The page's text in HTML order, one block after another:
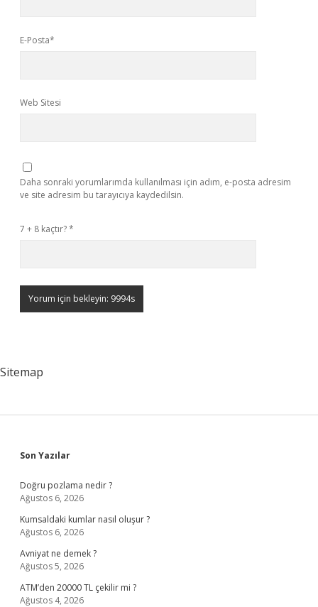
E-Posta*
Web Sitesi
Daha sonraki yorumlarımda kullanılması için adım, e-posta adresim
ve site adresim bu tarayıcıya kaydedilsin.
7 + 8 kaçtır?*
Sitemap
Sidebar
Son Yazılar
Doğru pozlama nedir ?
Ağustos 6, 2026
Kumsaldaki kumlar nasıl oluşur ?
Ağustos 6, 2026
Avniyat ne demek ?
Ağustos 5, 2026
ATM’den 20000 TL çekilir mi ?
Ağustos 4, 2026